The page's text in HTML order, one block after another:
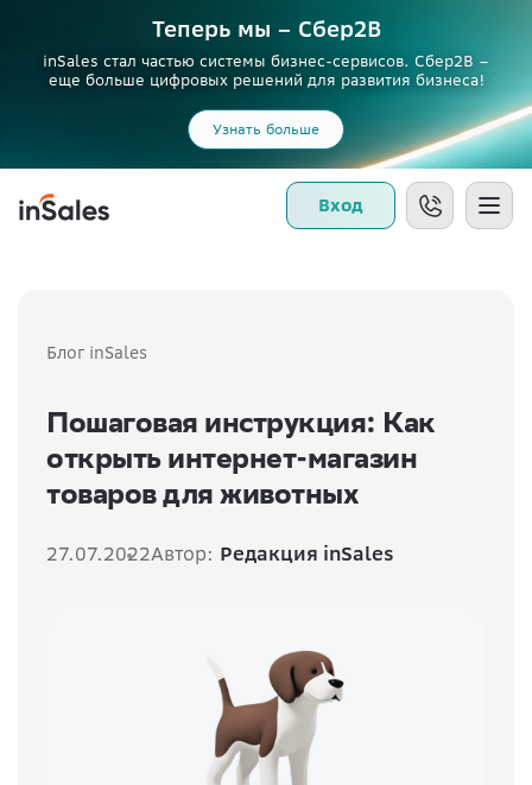
Теперь мы – Сбер2B
inSales стал частью системы бизнес-сервисов. Сбер2В –
еще больше цифровых решений для развития бизнеса!
Узнать больше
Вход
Блог inSales
Пошаговая инструкция: Как
открыть интернет-магазин
товаров для животных
27.07.2022Автор: Редакция inSales